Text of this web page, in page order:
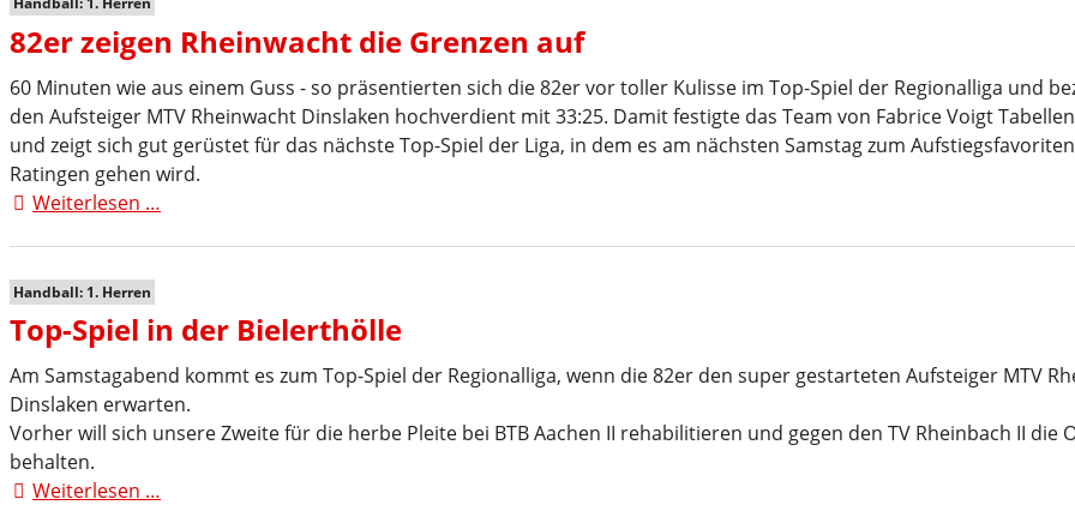
den
LTV
82er zeigen Rheinwacht die Grenzen auf
60 Minuten wie aus einem Guss - so präsentierten sich die 82er vor toller Kulisse im Top-Spiel der Regionalliga und
den Aufsteiger MTV Rheinwacht Dinslaken hochverdient mit 33:25. Damit festigte das Team von Fabrice Voigt
und zeigt sich gut gerüstet für das nächste Top-Spiel der Liga, in dem es am nächsten Samstag zum Aufstiegsfavoriten
Ratingen gehen wird.
Weiterlesen …
Grenzen
auf
Handball: 1. Herren
Top-Spiel in der Bielerthölle
Am Samstagabend kommt es zum Top-Spiel der Regionalliga, wenn die 82er den super gestarteten Aufsteiger MTV
Dinslaken erwarten.
Vorher will sich unsere Zweite für die herbe Pleite bei BTB Aachen II rehabilitieren und gegen den TV Rheinbach II die
behalten.
Weiterlesen …